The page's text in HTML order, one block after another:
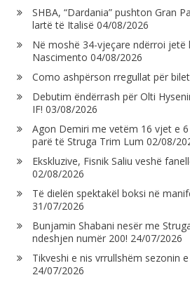
SHBA, “Dardania” pushton Gran
lartë të Italisë 04/08/2026
Në moshë 34-vjeçare ndërroi jetë
Nascimento 04/08/2026
Como ashpërson rregullat për
Debutim ëndërrash për Olti
IF! 03/08/2026
Agon Demiri me vetëm 16 vjet e
parë të Struga Trim Lum 02/08/
Ekskluzive, Fisnik Saliu veshë
02/08/2026
Të dielën spektakël boksi në
31/07/2026
Bunjamin Shabani nesër me
ndeshjen numër 200! 24/07/2026
Tikveshi e nis vrrullshëm sezonin
24/07/2026